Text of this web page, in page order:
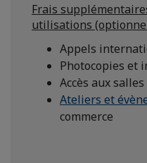
Frais
utilisations
Appels
Photocopies et
Accès aux
Ateliers et
commerce